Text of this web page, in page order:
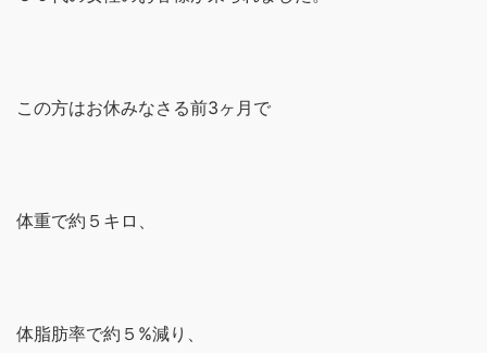
この方はお休みなさる前3ヶ月で
体重で約５キロ、
体脂肪率で約５%減り、